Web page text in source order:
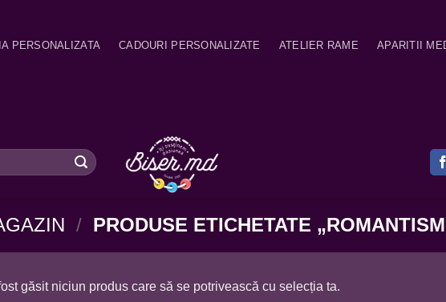
PERSONALIZATA CADOURI PERSONALIZATE ATELIER RAME APARITII
/ PRODUSE ETICHETATE
găsit niciun produs care să se potrivească cu selecția ta.